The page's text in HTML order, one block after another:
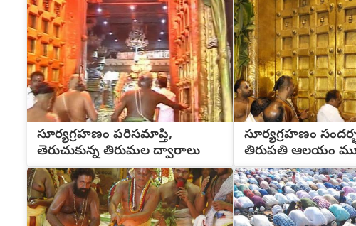
సూర్యగ్రహణం పరిసమాప్తి,
తెరుచుకున్న తిరుమల ద్వారాలు
సూర్యగ్రహణం
తిరుపతి ఆలయం